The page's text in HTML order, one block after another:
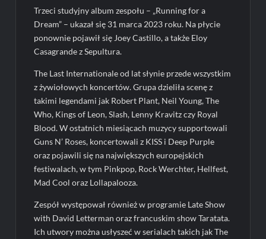
Trzeci studyjny album zespołu – „Running for a
Dream” – ukazał się 31 marca 2023 roku. Na płycie
ponownie pojawił się Joey Castillo, a także Eloy
Casagrande z Sepultura.
The Last Internationale od lat słynie przede wszystkim
z żywiołowych koncertów. Grupa dzieliła scenę z
takimi legendami jak Robert Plant, Neil Young, The
Who, Kings of Leon, Slash, Lenny Kravitz czy Royal
Blood. W ostatnich miesiącach muzycy supportowali
Guns N’ Roses, koncertowali z KISS i Deep Purple
oraz pojawili się na największych europejskich
festiwalach, w tym Pinkpop, Rock Werchter, Hellfest,
Mad Cool oraz Lollapalooza.
Zespół występował również w programie Late Show
with David Letterman oraz francuskim show Taratata.
Ich utwory można usłyszeć w serialach takich jak The